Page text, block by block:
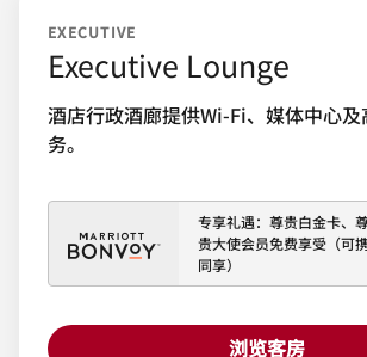
EXECUTIVE
Executive Lounge
酒店行政酒廊提供Wi-Fi、媒体中心
务。
专享礼遇：尊贵白金卡、
贵大使会员免费享受（可
同享）
浏览客房